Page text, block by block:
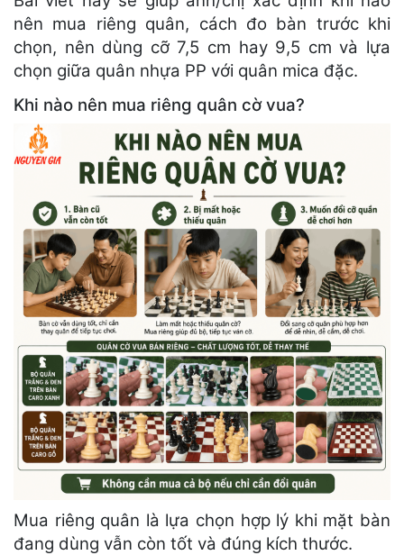
nên mua riêng quân, cách đo bàn trước khi
chọn, nên dùng cỡ 7,5 cm hay 9,5 cm và lựa
chọn giữa quân nhựa PP với quân mica đặc.
Khi nào nên mua riêng quân cờ vua?
Mua riêng quân là lựa chọn hợp lý khi mặt bàn
đang dùng vẫn còn tốt và đúng kích thước.